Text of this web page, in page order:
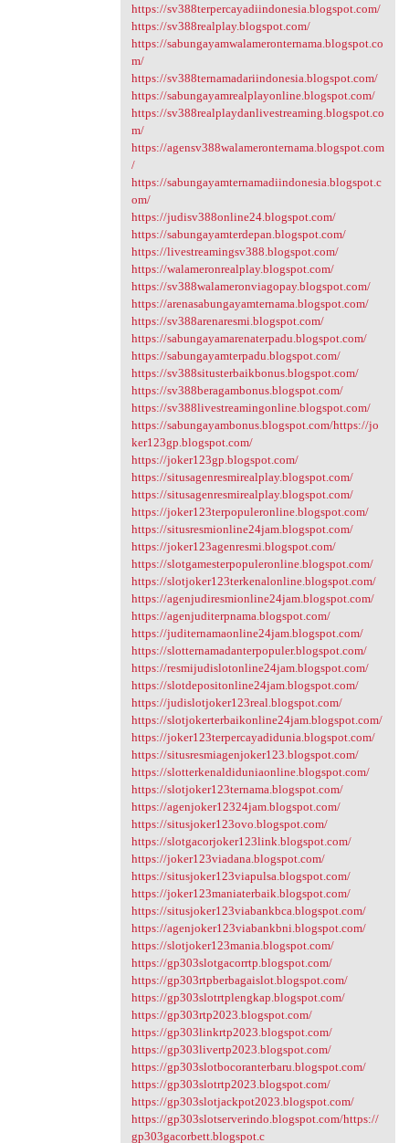
https://sv388terpercayadiindonesia.blogspot.com/
https://sv388realplay.blogspot.com/
https://sabungayamwalameronternama.blogspot.co
m/
https://sv388ternamadariindonesia.blogspot.com/
https://sabungayamrealplayonline.blogspot.com/
https://sv388realplaydanlivestreaming.blogspot.co
m/
https://agensv388walameronternama.blogspot.com
/
https://sabungayamternamadiindonesia.blogspot.c
om/
https://judisv388online24.blogspot.com/
https://sabungayamterdepan.blogspot.com/
https://livestreamingsv388.blogspot.com/
https://walameronrealplay.blogspot.com/
https://sv388walameronviagopay.blogspot.com/
https://arenasabungayamternama.blogspot.com/
https://sv388arenaresmi.blogspot.com/
https://sabungayamarenaterpadu.blogspot.com/
https://sabungayamterpadu.blogspot.com/
https://sv388situsterbaikbonus.blogspot.com/
https://sv388beragambonus.blogspot.com/
https://sv388livestreamingonline.blogspot.com/
https://sabungayambonus.blogspot.com/https://jo
ker123gp.blogspot.com/
https://joker123gp.blogspot.com/
https://situsagenresmirealplay.blogspot.com/
https://situsagenresmirealplay.blogspot.com/
https://joker123terpopuleronline.blogspot.com/
https://situsresmionline24jam.blogspot.com/
https://joker123agenresmi.blogspot.com/
https://slotgamesterpopuleronline.blogspot.com/
https://slotjoker123terkenalonline.blogspot.com/
https://agenjudiresmionline24jam.blogspot.com/
https://agenjuditerpnama.blogspot.com/
https://juditernamaonline24jam.blogspot.com/
https://slotternamadanterpopuler.blogspot.com/
https://resmijudislotonline24jam.blogspot.com/
https://slotdepositonline24jam.blogspot.com/
https://judislotjoker123real.blogspot.com/
https://slotjokerterbaikonline24jam.blogspot.com/
https://joker123terpercayadidunia.blogspot.com/
https://situsresmiagenjoker123.blogspot.com/
https://slotterkenaldiduniaonline.blogspot.com/
https://slotjoker123ternama.blogspot.com/
https://agenjoker12324jam.blogspot.com/
https://situsjoker123ovo.blogspot.com/
https://slotgacorjoker123link.blogspot.com/
https://joker123viadana.blogspot.com/
https://situsjoker123viapulsa.blogspot.com/
https://joker123maniaterbaik.blogspot.com/
https://situsjoker123viabankbca.blogspot.com/
https://agenjoker123viabankbni.blogspot.com/
https://slotjoker123mania.blogspot.com/
https://gp303slotgacorrtp.blogspot.com/
https://gp303rtpberbagaislot.blogspot.com/
https://gp303slotrtplengkap.blogspot.com/
https://gp303rtp2023.blogspot.com/
https://gp303linkrtp2023.blogspot.com/
https://gp303livertp2023.blogspot.com/
https://gp303slotbocoranterbaru.blogspot.com/
https://gp303slotrtp2023.blogspot.com/
https://gp303slotjackpot2023.blogspot.com/
https://gp303slotserverindo.blogspot.com/https://
gp303gacorbett.blogspot.c